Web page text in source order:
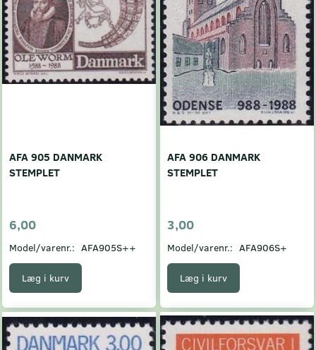
AFA 905 DANMARK
STEMPLET
6,00
Model/varenr.: AFA905S++
Læg i kurv
AFA 906 DANMARK
STEMPLET
3,00
Model/varenr.: AFA906S+
Læg i kurv